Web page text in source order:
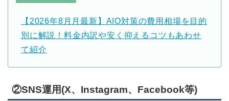
【2026年8月月最新】AIO対策の費用相場を目的
別に解説！料金内訳や安く抑えるコツもあわせ
て紹介
②SNS運用(X、Instagram、Facebook等)